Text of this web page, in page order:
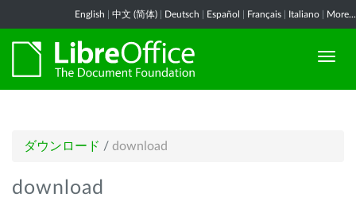
English 中文 (简体) Deutsch Español Français Italiano More...
ダウンロード / download
download